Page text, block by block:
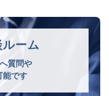
ーム
質問や
能です